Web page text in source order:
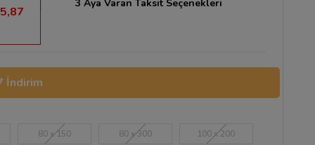
3 Aya Varan Taksit Seçenekleri
İndirim
80 x 150 80 x 300 100 x 200